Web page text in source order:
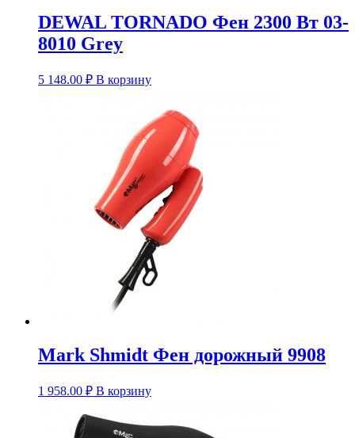
DEWAL TORNADO Фен 2300 Вт 03-
8010 Grey
5 148.00 ₽ В корзину
Mark Shmidt Фен дорожный 9908
1 958.00 ₽ В корзину